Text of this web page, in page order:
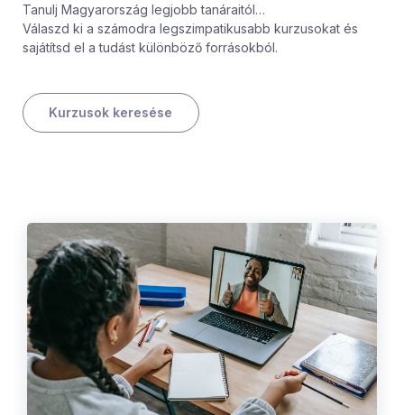
Tanulj Magyarország legjobb tanáraitól…
Válaszd ki a számodra legszimpatikusabb kurzusokat és
sajátítsd el a tudást különböző forrásokból.
Kurzusok keresése